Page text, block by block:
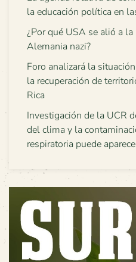
la educación política en
¿Por qué USA se alió a
Alemania nazi?
Foro analizará la
la recuperación de
Rica
Investigación de la UCR
del clima y la
respiratoria puede